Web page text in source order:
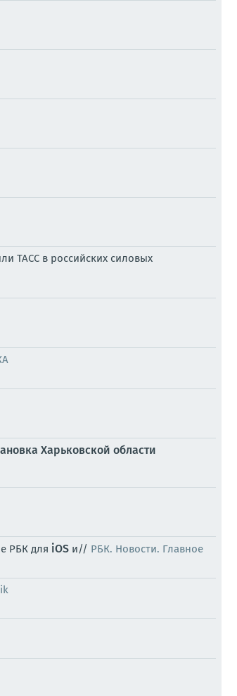
ТАСС в российских силовых
Харьковской области
РБК для iOS и// РБК. Новости. Главное